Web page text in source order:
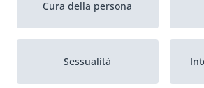
Cura della persona
Sessualità